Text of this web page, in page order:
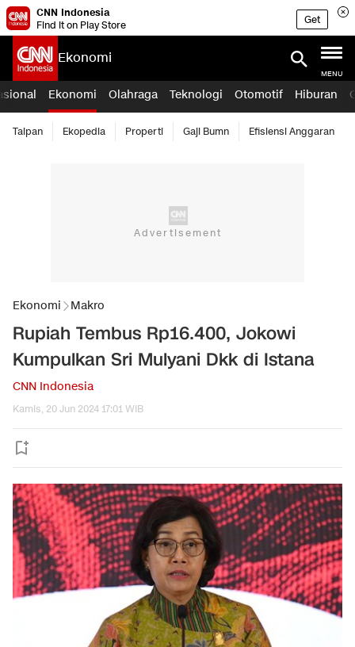
CNN Indonesia
Find it on Play Store
Get
Ekonomi
MENU
Ekonomi Olahraga Teknologi Otomotif Hiburan
Taipan Ekopedia Properti Gaji Bumn Efisiensi Anggaran
Ekonomi Makro
Rupiah Tembus Rp16.400, Jokowi
Kumpulkan Sri Mulyani Dkk di Istana
CNN Indonesia
Kamis, 20 Jun 2024 17:01 WIB